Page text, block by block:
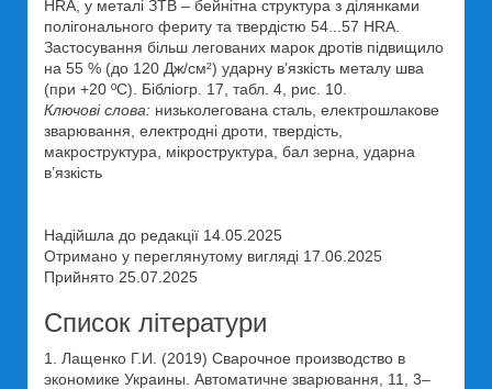
HRA, у металі ЗТВ – бейнітна структура з ділянками
полігонального фериту та твердістю 54...57 HRA.
Застосування більш легованих марок дротів підвищило
на 55 % (до 120 Дж/см²) ударну в’язкість металу шва
(при +20 ºС). Бібліогр. 17, табл. 4, рис. 10.
Ключові слова: низьколегована сталь, електрошлакове
зварювання, електродні дроти, твердість,
макроструктура, мікроструктура, бал зерна, ударна
в’язкість
Надійшла до редакції 14.05.2025
Отримано у переглянутому вигляді 17.06.2025
Прийнято 25.07.2025
Список літератури
1. Лащенко Г.И. (2019) Сварочное производство в
экономике Украины. Автоматичне зварювання, 11, 3–